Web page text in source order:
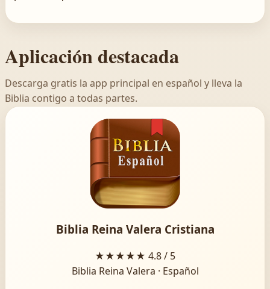
Aplicación destacada
Descarga gratis la app principal en español y lleva la
Biblia contigo a todas partes.
Biblia Reina Valera Cristiana
★★★★★ 4.8 / 5
Biblia Reina Valera · Español